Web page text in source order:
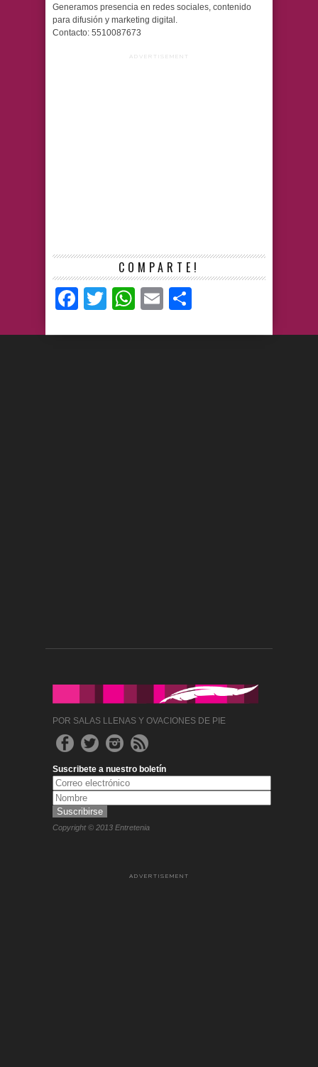
Generamos presencia en redes sociales, contenido
para difusión y marketing digital.
Contacto: 5510087673
ADVERTISEMENT
COMPARTE!
Facebook
TwitterWhatsApp
Email
POR SALAS LLENAS Y OVACIONES DE PIE
Suscribete a nuestro boletín
Copyright © 2013 Entretenia
ADVERTISEMENT